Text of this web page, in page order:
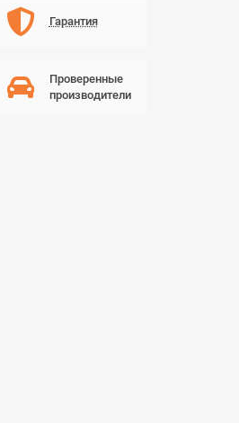
Гарантия
Проверенные
производители